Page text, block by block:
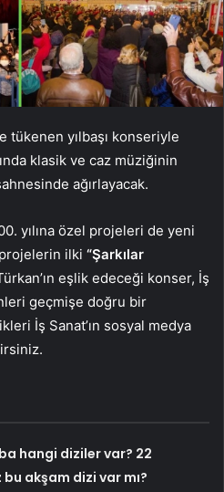
tükenen yılbaşı konseriyle
klasik ve caz müziğinin
ağırlayacak.
yılına özel projeleri de yeni
ilki “Şarkılar
eşlik edeceği konser, İş
geçmişe doğru bir
İş Sanat’ın sosyal medya
hangi diziler var? 22
bu akşam dizi var mı?